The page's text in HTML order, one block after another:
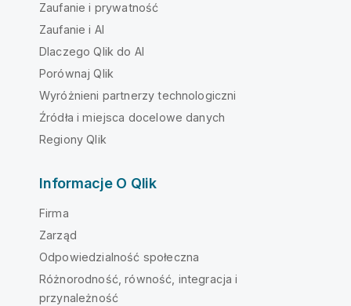
Zaufanie i prywatność
Zaufanie i AI
Dlaczego Qlik do AI
Porównaj Qlik
Wyróżnieni partnerzy technologiczni
Źródła i miejsca docelowe danych
Regiony Qlik
Informacje O Qlik
Firma
Zarząd
Odpowiedzialność społeczna
Różnorodność, równość, integracja i
przynależność